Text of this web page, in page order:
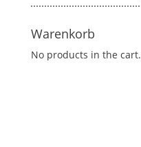
Warenkorb
No products in the cart.